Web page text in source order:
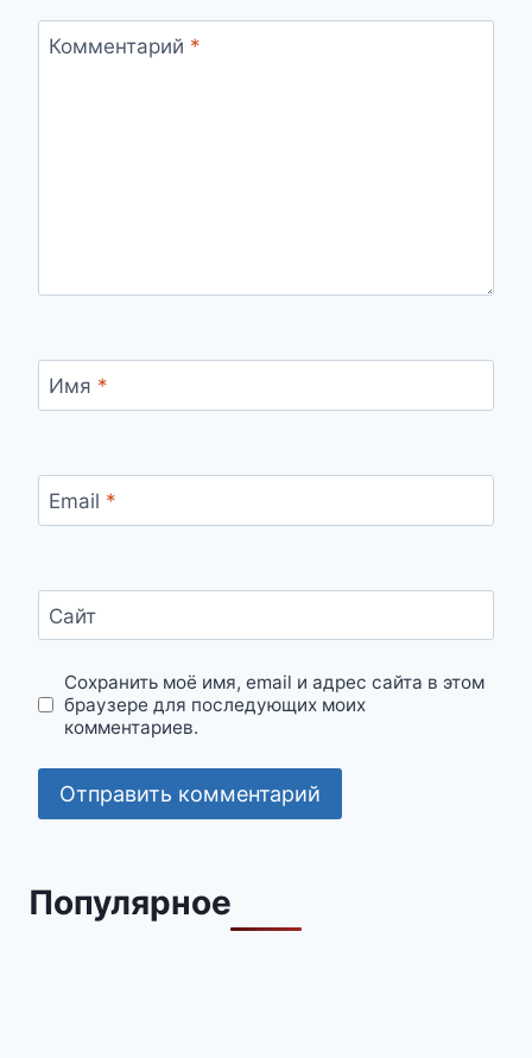
Комментарий *
Имя *
Email *
Сайт
Сохранить моё имя, email и адрес сайта в этом
браузере для последующих моих
комментариев.
Популярное